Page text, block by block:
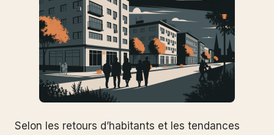
Selon les retours d’habitants et les tendances